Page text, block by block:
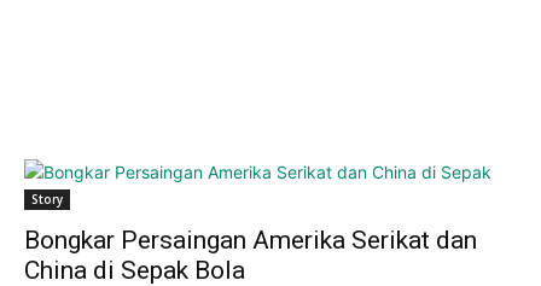
Story
Bongkar Persaingan Amerika Serikat dan
China di Sepak Bola